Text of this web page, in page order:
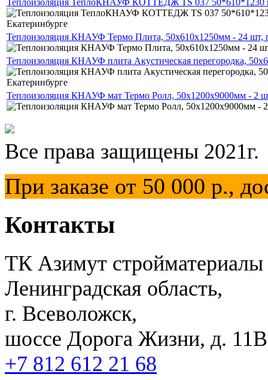
Теплоизоляция ТеплоКНАУФ КОТТЕДЖ TS 037 50*610*1230
Теплоизоляция КНАУФ Термо Плита, 50х610х1250мм - 24 шт,
Теплоизоляция КНАУФ плита Акустическая перегородка,
Теплоизоляция КНАУФ мат Термо Ролл, 50х1200х9000мм - 2
Все права защищены 2021г.
При заказе от 50 000 р.,
Контакты
ТК Азимут стройматериалы
Ленинградская область,
г. Всеволожск,
шоссе Дорога Жизни, д.
+7 812 612 21 68